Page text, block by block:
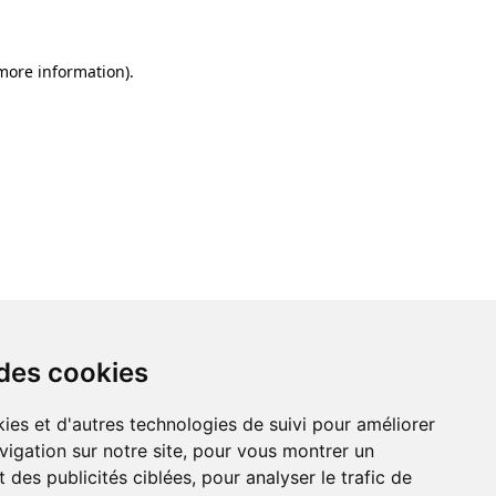
cookies
et d'autres technologies de suivi pour améliorer
sur notre site, pour vous montrer un
des publicités ciblées, pour analyser le trafic de
information).